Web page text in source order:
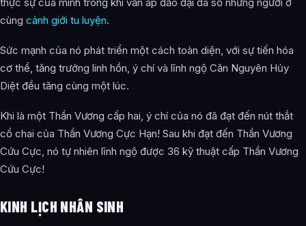
cùng cảnh giới tu luyện.
Sức mạnh của nó phát triển một cách toàn diện, với sự tiến hóa
cơ thể, tăng trưởng linh hồn, ý chí và lĩnh ngộ Căn Nguyên Hủy
Diệt đều tăng cùng một lúc.
Khi là một Thần Vương cấp hai, ý chí của nó đã đạt đến nút thắt
cổ chai của Thần Vương Cực Hạn! Sau khi đạt đến Thần Vương
Cứu Cực, nó tự nhiên lĩnh ngộ được 36 kỹ thuật cấp Thần Vương
Cứu Cực!
KINH LỊCH NHÂN SINH